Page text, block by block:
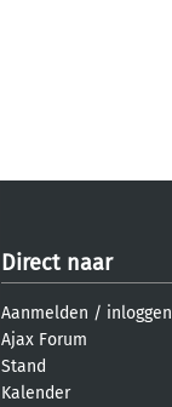
Direct naar
Aanmelden / inloggen
Ajax Forum
Stand
Kalender